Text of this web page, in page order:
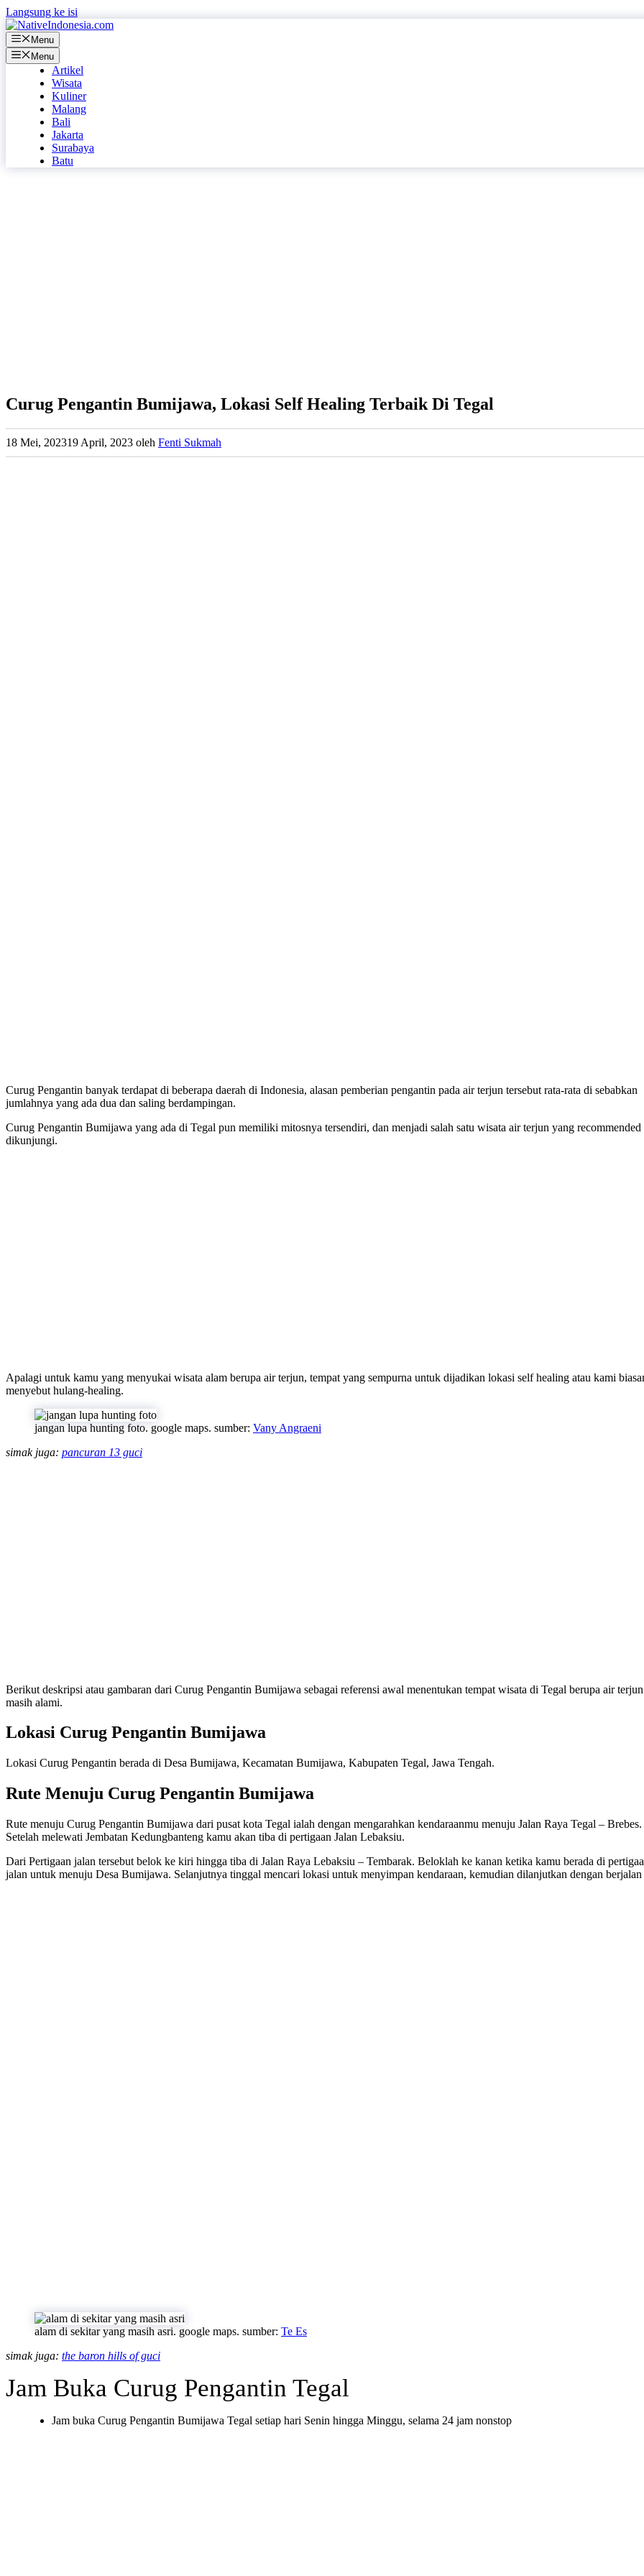
Langsung ke isi
Menu
Menu
Artikel
Wisata
Kuliner
Malang
Bali
Jakarta
Surabaya
Batu
Curug Pengantin Bumijawa, Lokasi Self Healing Terbaik Di Tegal
18 Mei, 202319 April, 2023 oleh Fenti Sukmah
Curug Pengantin banyak terdapat di beberapa daerah di Indonesia, alasan pemberian pengantin pada air terjun tersebut rata-rata di sebabkan
jumlahnya yang ada dua dan saling berdampingan.
Curug Pengantin Bumijawa yang ada di Tegal pun memiliki mitosnya tersendiri, dan menjadi salah satu wisata air terjun yang
dikunjungi.
Apalagi untuk kamu yang menyukai wisata alam berupa air terjun, tempat yang sempurna untuk dijadikan lokasi self healing atau kami
menyebut hulang-healing.
jangan lupa hunting foto. google maps. sumber: Vany Angraeni
simak juga: pancuran 13 guci
Berikut deskripsi atau gambaran dari Curug Pengantin Bumijawa sebagai referensi awal menentukan tempat wisata di Tegal berupa air
masih alami.
Lokasi Curug Pengantin Bumijawa
Lokasi Curug Pengantin berada di Desa Bumijawa, Kecamatan Bumijawa, Kabupaten Tegal, Jawa Tengah.
Rute Menuju Curug Pengantin Bumijawa
Rute menuju Curug Pengantin Bumijawa dari pusat kota Tegal ialah dengan mengarahkan kendaraanmu menuju Jalan Raya Tegal – Brebes.
Setelah melewati Jembatan Kedungbanteng kamu akan tiba di pertigaan Jalan Lebaksiu.
Dari Pertigaan jalan tersebut belok ke kiri hingga tiba di Jalan Raya Lebaksiu – Tembarak. Beloklah ke kanan ketika kamu berada di
jalan untuk menuju Desa Bumijawa. Selanjutnya tinggal mencari lokasi untuk menyimpan kendaraan, kemudian dilanjutkan dengan
alam di sekitar yang masih asri. google maps. sumber: Te Es
simak juga: the baron hills of guci
Jam Buka Curug Pengantin Tegal
Jam buka Curug Pengantin Bumijawa Tegal setiap hari Senin hingga Minggu, selama 24 jam nonstop